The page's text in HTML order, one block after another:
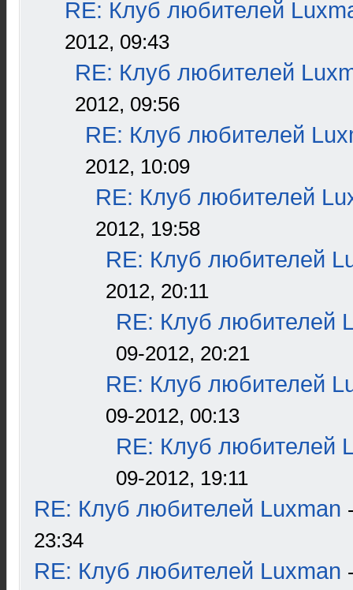
RE: Клуб любителей
2012, 09:43
RE: Клуб любителей
2012, 09:56
RE: Клуб любителей
2012, 10:09
RE: Клуб любителей
2012, 19:58
RE: Клуб любителей
2012, 20:11
RE: Клуб любителей
09-2012, 20:21
RE: Клуб любителей
09-2012, 00:13
RE: Клуб любителей
09-2012, 19:11
RE: Клуб любителей Luxman
23:34
RE: Клуб любителей Luxman